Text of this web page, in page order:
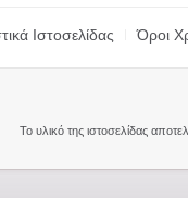
Ιστοσελίδας Όροι
Το υλικό της ιστοσελίδας